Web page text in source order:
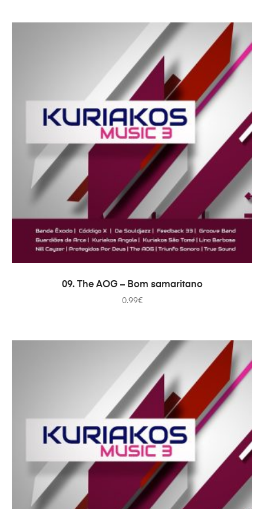
ADICIONAR
09. The AOG – Bom samaritano
0.99€